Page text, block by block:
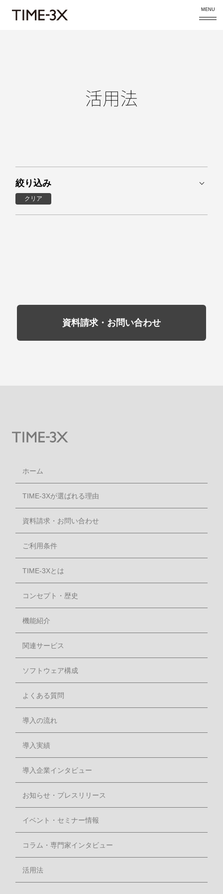
MENU
絞り込み
クリア
資料請求・お問い合わせ
ホーム
TIME-3Xが選ばれる理由
資料請求・お問い合わせ
ご利用条件
TIME-3Xとは
コンセプト・歴史
機能紹介
関連サービス
ソフトウェア構成
よくある質問
導入の流れ
導入実績
導入企業インタビュー
お知らせ・プレスリリース
イベント・セミナー情報
コラム・専門家インタビュー
活用法